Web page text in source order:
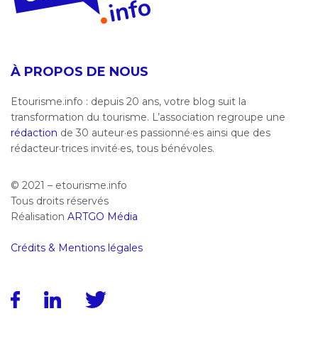
À PROPOS DE NOUS
Etourisme.info : depuis 20 ans, votre blog suit la
transformation du tourisme. L’association regroupe une
rédaction de 30 auteur·es passionné·es ainsi que des
rédacteur·trices invité·es, tous bénévoles.
© 2021 – etourisme.info
Tous droits réservés
Réalisation ARTGO Média
Crédits & Mentions légales